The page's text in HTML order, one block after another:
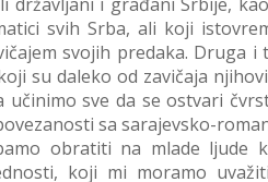
svih Srba, ali koji
svojih predaka. Druga
su daleko od zavičaja
učinimo sve da se ostvari
sa sarajevsko-
obratiti na mlade ljude
koji mi moramo